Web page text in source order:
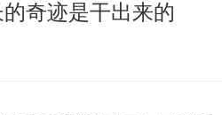
奇迹是干出来的